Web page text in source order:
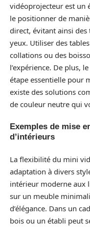
vidéoprojecteur est un
le positionner de
direct, évitant ainsi des
yeux. Utiliser des
collations ou des
l’expérience. De plus,
étape essentielle pour
existe des solutions
de couleur neutre qui
Exemples de mise
d’intérieurs
La flexibilité du mini
adaptation à divers
intérieur moderne aux
sur un meuble
d’élégance. Dans un
bois ou un établi peut